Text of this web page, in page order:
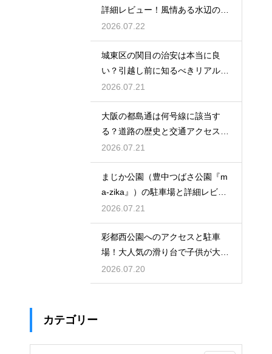
詳細レビュー！風情ある水辺の散
策を
2026.07.22
城東区の関目の治安は本当に良
い？引越し前に知るべきリアルな
実情
2026.07.21
大阪の都島通は何号線に該当す
る？道路の歴史と交通アクセスを
徹底解説
2026.07.21
まじか公園（豊中つばさ公園『m
a-zika』）の駐車場と詳細レビュ
ー！
2026.07.21
彩都西公園へのアクセスと駐車
場！大人気の滑り台で子供が大興
奮の場
2026.07.20
カテゴリー